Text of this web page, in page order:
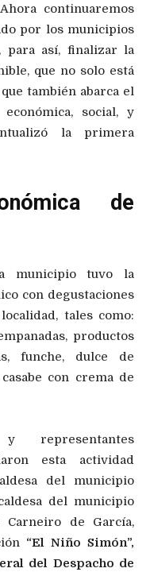
continuaremos
por los municipios
para así, finalizar la
que no solo está
también abarca el
económica, social, y
la primera
de
municipio tuvo la
con degustaciones
tales como:
productos
funche, dulce de
con crema de
representantes
esta actividad
del municipio
del municipio
de García,
“El Niño Simón”,
del Despacho de